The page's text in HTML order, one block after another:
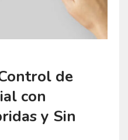
de
con
y Sin